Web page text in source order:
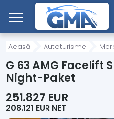
Mergi direct la conținutul
Acasă
Autoturisme
Motociclete
Acasă Autoturisme
G 63 AMG Facelift
Night-Paket
251.827 EUR
208.121 EUR NET